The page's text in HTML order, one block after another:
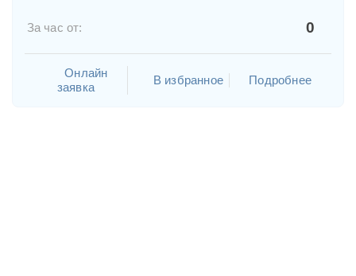
За час от: 0
Онлайн
заявка
В избранное Подробнее